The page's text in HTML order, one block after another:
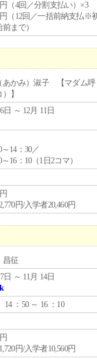
円（4回／分割支払い）×3
円（12回／一括前納支払※
まで）
あかみ）淑子 【マダム呼
）】
日 ～ 12月 11日
～14：30／
～16：10（1日2コマ）
円/入学者20,460円
征
日 ～ 11月 14日
14 ：50 ～ 16 ：10
円/入学者10,560円